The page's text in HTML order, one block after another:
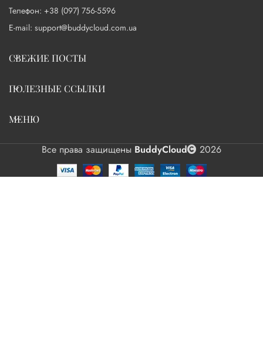
Телефон: +38 (097) 756-5596
E-mail: support@buddycloud.com.ua
СВЕЖИЕ ПОСТЫ
ПОЛЕЗНЫЕ ССЫЛКИ
МЕНЮ
Все права защищены BuddyCloud 2026